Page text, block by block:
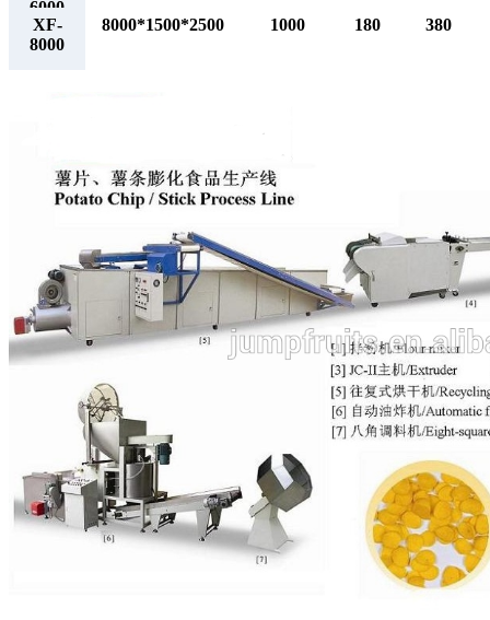
6000
XF-
8000
8000*1500*2500 1000 180 380